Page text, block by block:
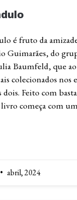
é fruto da
Guimarães, do
Baumfeld, que
colecionados nos
dois. Feito com
começa com
abril, 2024